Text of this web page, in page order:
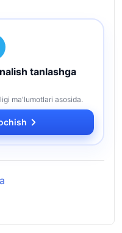
tanlashga
ma'lumotlari asosida.